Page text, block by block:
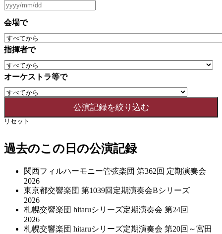
会場で
指揮者で
オーケストラ等で
リセット
過去のこの日の公演記録
関西フィルハーモニー管弦楽団 第362回 定期演奏会
2026
東京都交響楽団 第1039回定期演奏会Bシリーズ
2026
札幌交響楽団 hitaruシリーズ定期演奏会 第24回
2026
札幌交響楽団 hitaruシリーズ定期演奏会 第20回～宮田